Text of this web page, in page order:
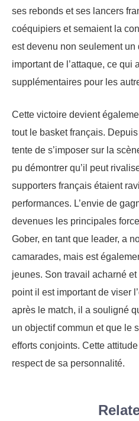
ses rebonds et ses lancers
coéquipiers et semaient la
est devenu non seulement
important de l’attaque, ce qui
supplémentaires pour les
Cette victoire devient
tout le basket français.
tente de s’imposer sur la
pu démontrer qu’il peut
supporters français étaient
performances. L’envie de
devenues les principales
Gober, en tant que leader, a
camarades, mais est
jeunes. Son travail acharné
point il est important de viser
après le match, il a souligné
un objectif commun et que le
efforts conjoints. Cette
respect de sa personnalité.